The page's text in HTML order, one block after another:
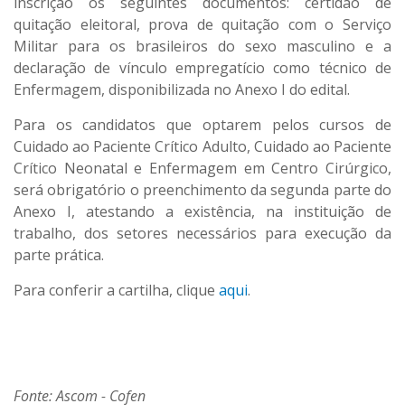
quitação eleitoral, prova de quitação com o Serviço
Militar para os brasileiros do sexo masculino e a
declaração de vínculo empregatício como técnico de
Enfermagem, disponibilizada no Anexo I do edital.
Para os candidatos que optarem pelos cursos de
Cuidado ao Paciente Crítico Adulto, Cuidado ao Paciente
Crítico Neonatal e Enfermagem em Centro Cirúrgico,
será obrigatório o preenchimento da segunda parte do
Anexo I, atestando a existência, na instituição de
trabalho, dos setores necessários para execução da
parte prática.
Para conferir a cartilha, clique aqui.
Fonte: Ascom - Cofen